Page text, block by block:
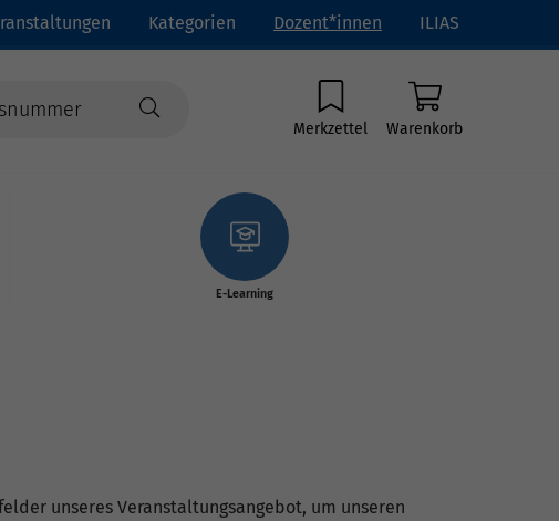
Kategorien Dozent*innen ILIAS
Merkzettel Warenkorb
E-Learning
unseres Veranstaltungsangebot, um unseren